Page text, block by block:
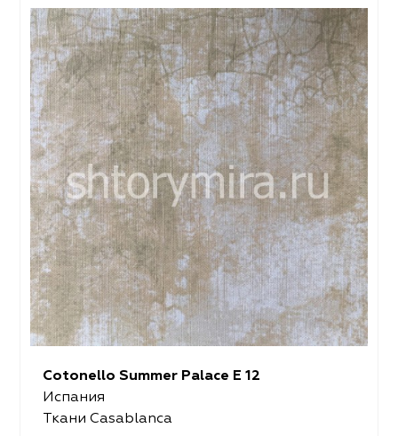
Cotonello Summer Palace E 12
Испания
Ткани Casablanca